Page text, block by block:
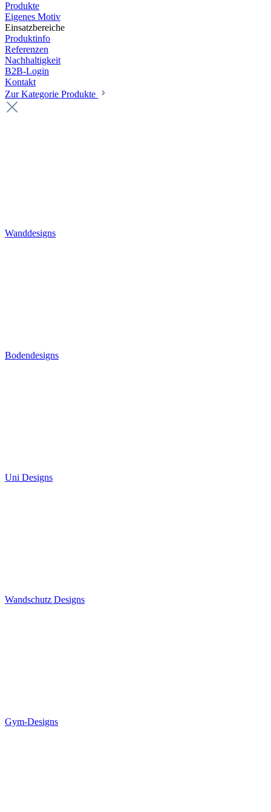
Produkte
Eigenes Motiv
Einsatzbereiche
Produktinfo
Referenzen
Nachhaltigkeit
B2B-Login
Kontakt
Zur Kategorie Produkte
Wanddesigns
Bodendesigns
Uni Designs
Wandschutz Designs
Gym-Designs